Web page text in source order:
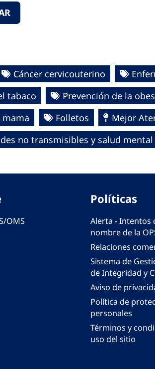
Cáncer cervicouterino
tabaco
Prevención de la
mama
Folletos
Mejor
no transmisibles y salud mental
OMS
Políticas
Alerta - Intentos
nombre de la
Relaciones
Sistema de
de Integridad y
Aviso de
Política de
personales
Términos y
uso del sitio